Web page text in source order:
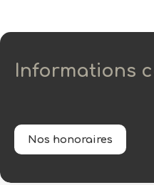
Informations
Nos honoraires